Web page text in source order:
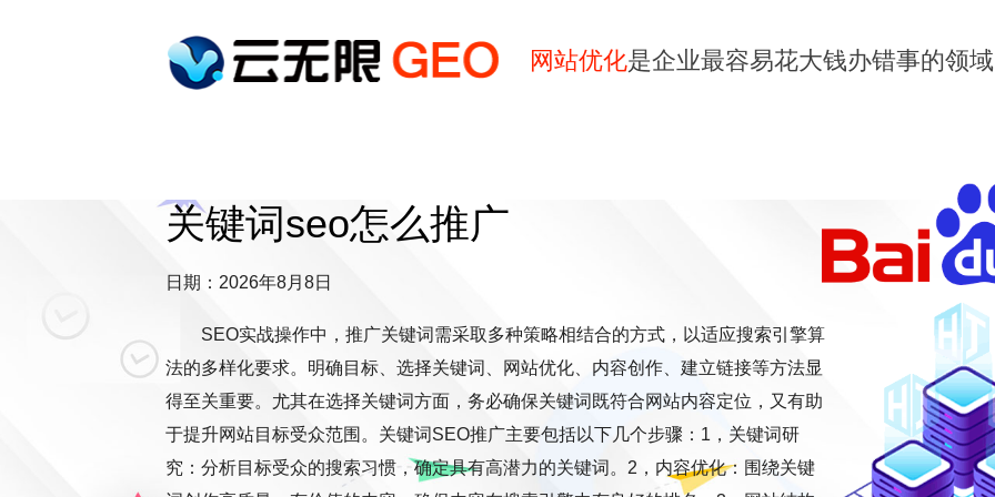
网站优化是企业最容易花大钱办错事的领域
关键词seo怎么推广
日期：2026年8月8日
SEO实战操作中，推广关键词需采取多种策略相结合的方式，以适应搜索引擎算
法的多样化要求。明确目标、选择关键词、网站优化、内容创作、建立链接等方法显
得至关重要。尤其在选择关键词方面，务必确保关键词既符合网站内容定位，又有助
于提升网站目标受众范围。关键词SEO推广主要包括以下几个步骤：1，关键词研
究：分析目标受众的搜索习惯，确定具有高潜力的关键词。2，内容优化：围绕关键